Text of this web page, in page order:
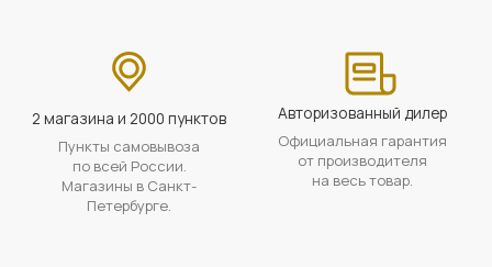
2 магазина и 2000 пунктов
Пункты самовывоза
по всей России.
Магазины в Санкт-
Петербурге.
Авторизованный дилер
Официальная гарантия
от производителя
на весь товар.